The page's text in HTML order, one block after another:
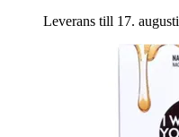
Leverans till 17. augusti